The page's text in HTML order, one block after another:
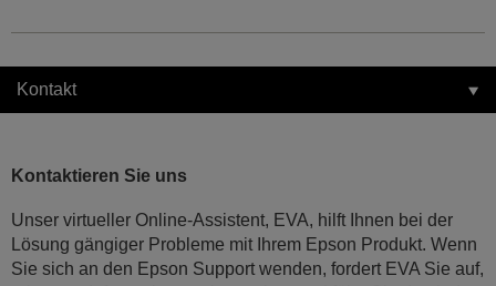
Kontakt
Kontaktieren Sie uns
Unser virtueller Online-Assistent, EVA, hilft Ihnen bei der
Lösung gängiger Probleme mit Ihrem Epson Produkt. Wenn
Sie sich an den Epson Support wenden, fordert EVA Sie auf,